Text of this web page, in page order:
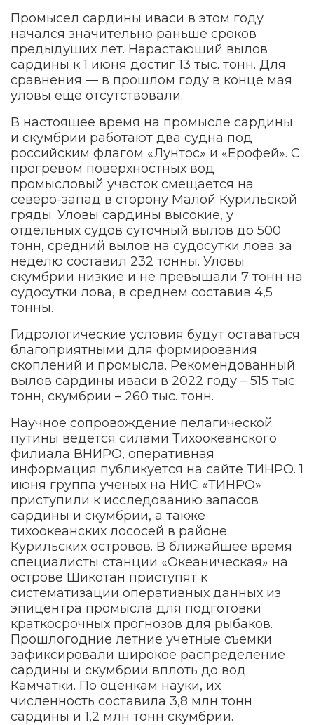
Промысел сардины иваси в этом году
начался значительно раньше сроков
предыдущих лет. Нарастающий вылов
сардины к 1 июня достиг 13 тыс. тонн. Для
сравнения — в прошлом году в конце мая
уловы еще отсутствовали.
В настоящее время на промысле сардины
и скумбрии работают два судна под
российским флагом «Лунтос» и «Ерофей». С
прогревом поверхностных вод
промысловый участок смещается на
северо-запад в сторону Малой Курильской
гряды. Уловы сардины высокие, у
отдельных судов суточный вылов до 500
тонн, средний вылов на судосутки лова за
неделю составил 232 тонны. Уловы
скумбрии низкие и не превышали 7 тонн на
судосутки лова, в среднем составив 4,5
тонны.
Гидрологические условия будут оставаться
благоприятными для формирования
скоплений и промысла. Рекомендованный
вылов сардины иваси в 2022 году – 515 тыс.
тонн, скумбрии – 260 тыс. тонн.
Научное сопровождение пелагической
путины ведется силами Тихоокеанского
филиала ВНИРО, оперативная
информация публикуется на сайте ТИНРО. 1
июня группа ученых на НИС «ТИНРО»
приступили к исследованию запасов
сардины и скумбрии, а также
тихоокеанских лососей в районе
Курильских островов. В ближайшее время
специалисты станции «Океаническая» на
острове Шикотан приступят к
систематизации оперативных данных из
эпицентра промысла для подготовки
краткосрочных прогнозов для рыбаков.
Прошлогодние летние учетные съемки
зафиксировали широкое распределение
сардины и скумбрии вплоть до вод
Камчатки. По оценкам науки, их
численность составила 3,8 млн тонн
сардины и 1,2 млн тонн скумбрии.